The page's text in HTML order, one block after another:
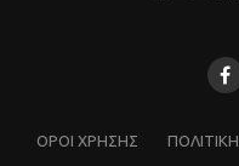
ΌΡΟΙ ΧΡΗΣΗΣ